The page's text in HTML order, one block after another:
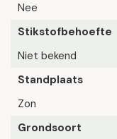
Nee
Stikstofbehoefte
Niet bekend
Standplaats
Zon
Grondsoort